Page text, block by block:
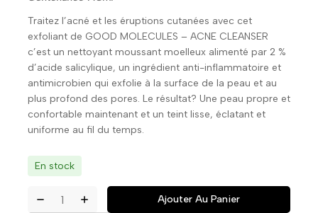
Traitez l’acné et les éruptions cutanées avec cet
exfoliant de GOOD MOLECULES – ACNE CLEANSER
c’est un nettoyant moussant moelleux alimenté par 2 %
d’acide salicylique, un ingrédient anti-inflammatoire et
antimicrobien qui exfolie à la surface de la peau et au
plus profond des pores. Le résultat? Une peau propre et
confortable maintenant et un teint lisse, éclatant et
uniforme au fil du temps.
En stock
Ajouter Au Panier